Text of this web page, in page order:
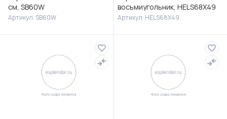
см, SB60W
Артикул: SB60W
восьмиугольник, HELS68X49
Артикул: HELS68X49